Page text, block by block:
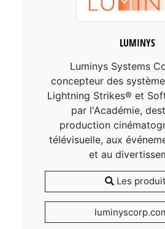
LUMINYS
Luminys Systems
concepteur des
Lightning Strikes® et
par l'Académie,
production
télévisuelle, aux
et au
Les